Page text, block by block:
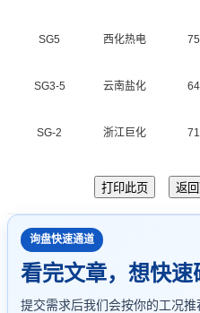
SG5 西化热电
SG3-5 云南盐化
SG-2 浙江巨化
询盘快速通道
看完文章，想快速
提交需求后我们会按你的工况